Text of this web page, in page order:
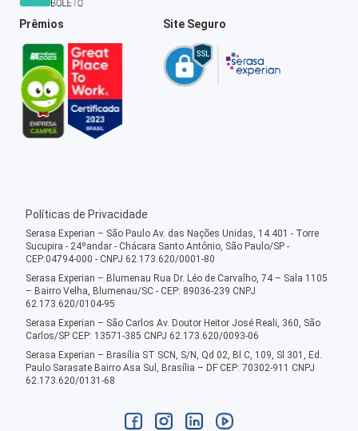
Prêmios Site Seguro
Políticas de Privacidade
Serasa Experian – São Paulo Av. das Nações Unidas, 14.401 - Torre
Sucupira - 24ºandar - Chácara Santo Antônio, São Paulo/SP -
CEP:04794-000 - CNPJ 62.173.620/0001-80
Serasa Experian – Blumenau Rua Dr. Léo de Carvalho, 74 – Sala 1105
– Bairro Velha, Blumenau/SC - CEP: 89036-239 CNPJ
62.173.620/0104-95
Serasa Experian – São Carlos Av. Doutor Heitor José Reali, 360, São
Carlos/SP CEP: 13571-385 CNPJ 62.173.620/0093-06
Serasa Experian – Brasília ST SCN, S/N, Qd 02, Bl C, 109, Sl 301, Ed.
Paulo Sarasate Bairro Asa Sul, Brasília – DF CEP: 70302-911 CNPJ
62.173.620/0131-68